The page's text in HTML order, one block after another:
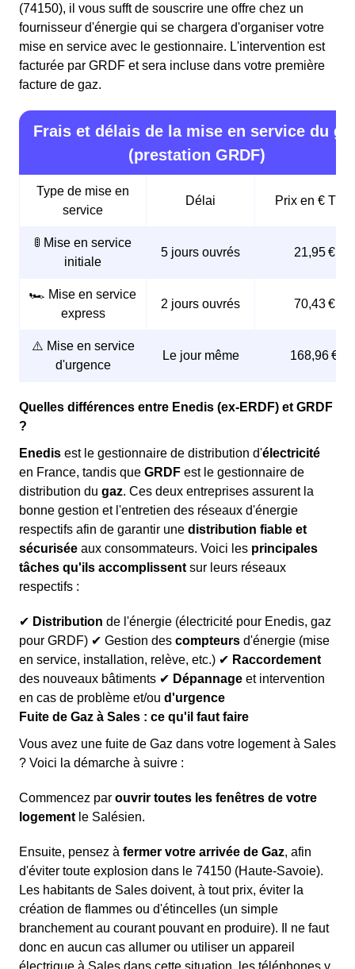
(74150), il vous sufft de souscrire une offre chez un
fournisseur d'énergie qui se chargera d'organiser votre
mise en service avec le gestionnaire. L'intervention est
facturée par GRDF et sera incluse dans votre première
facture de gaz.
Frais et délais de la mise en service du
(prestation GRDF)
Type de mise en
service
Délai Prix en € TTC
🚦 Mise en service
initiale
5 jours ouvrés 21,95 €
🏎️ Mise en service
express
2 jours ouvrés 70,43 €
⚠️ Mise en service
d'urgence
Le jour même 168,96 €
Quelles différences entre Enedis (ex-ERDF) et GRDF
?
Enedis est le gestionnaire de distribution d'électricité
en France, tandis que GRDF est le gestionnaire de
distribution du gaz. Ces deux entreprises assurent la
bonne gestion et l'entretien des réseaux d'énergie
respectifs afin de garantir une distribution fiable et
sécurisée aux consommateurs. Voici les principales
tâches qu'ils accomplissent sur leurs réseaux
respectifs :
✔ Distribution de l'énergie (électricité pour Enedis, gaz
pour GRDF) ✔ Gestion des compteurs d'énergie (mise
en service, installation, relève, etc.) ✔ Raccordement
des nouveaux bâtiments ✔ Dépannage et intervention
en cas de problème et/ou d'urgence
Fuite de Gaz à Sales : ce qu'il faut faire
Vous avez une fuite de Gaz dans votre logement à Sales
? Voici la démarche à suivre :
Commencez par ouvrir toutes les fenêtres de votre
logement le Salésien.
Ensuite, pensez à fermer votre arrivée de Gaz, afin
d'éviter toute explosion dans le 74150 (Haute-Savoie).
Les habitants de Sales doivent, à tout prix, éviter la
création de flammes ou d'étincelles (un simple
branchement au courant pouvant en produire). Il ne faut
donc en aucun cas allumer ou utiliser un appareil
électrique à Sales dans cette situation, les téléphones y